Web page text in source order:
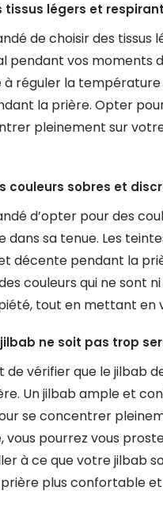
tissus légers et
de choisir des tissus
pendant vos moments
à réguler la
la prière. Opter
pleinement sur
couleurs sobres et
d’opter pour des
dans sa tenue. Les
décente pendant la
couleurs qui ne sont
tout en mettant en
ne soit pas trop
de vérifier que le jilbab
Un jilbab ample et
se concentrer
vous pourrez vous
à ce que votre jilbab
plus confortable et